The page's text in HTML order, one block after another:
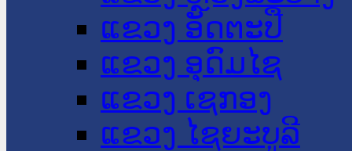
ແຂວງ ອັດຕະປື
ແຂວງ ອຸດົມໄຊ
ແຂວງ ເຊກອງ
ແຂວງ ໄຊຍະບູລີ